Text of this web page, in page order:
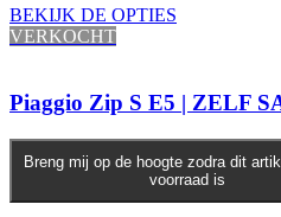
meerdere
kan
gekozen
worden
op
de
productpagina
BEKIJK DE OPTIES
VERKOCHT
Piaggio Zip S E5 | ZELF
Breng mij op de hoogte zodra dit
voorraad is